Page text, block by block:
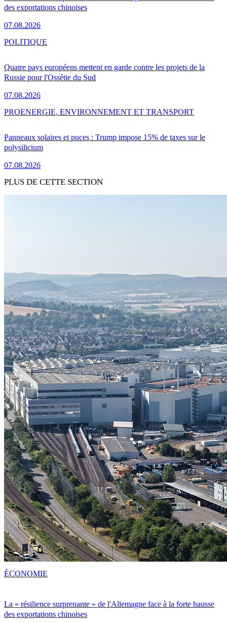
des exportations chinoises
07.08.2026
Quatre pays européens mettent en garde contre les projets de la
Russie pour l'Ossétie du Sud
07.08.2026
POLITIQUE
Panneaux solaires et puces : Trump impose 15% de taxes sur le
polysilicium
07.08.2026
PROENERGIE, ENVIRONNEMENT ET TRANSPORT
PLUS DE CETTE SECTION
La « résilience surprenante » de l'Allemagne face à la forte hausse
des exportations chinoises
ÉCONOMIE